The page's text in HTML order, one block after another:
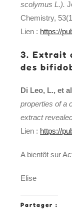
scolymus L.).
Chemistry,
Lien : https://
3. Extrait
des
Di Leo, L., et
properties of a
extract
Lien : https://
A bientôt sur
Elise
Partager :